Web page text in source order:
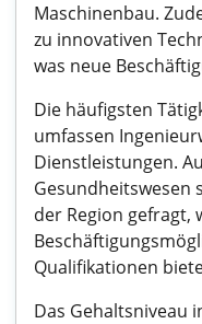
Maschinenbau.
zu innovativen
was neue
Die häufigsten
umfassen
Dienstleistungen.
Gesundheitswesen
der Region gefragt,
Qualifikationen
Das Gehaltsniveau